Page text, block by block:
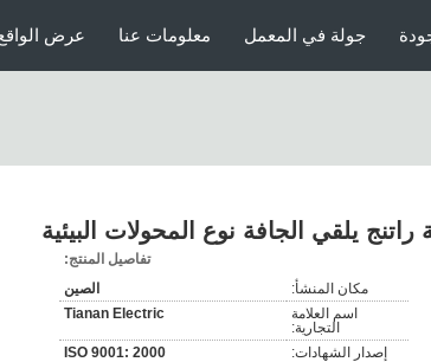
عرض معلومات عنا جولة في المعمل
راتنج يلقي الجافة نوع المحولات البيئية
تفاصيل المنتج:
مكان المنشأ:
الصين
اسم العلامة
التجارية:
Tianan Electric
إصدار الشهادات:
ISO 9001: 2000